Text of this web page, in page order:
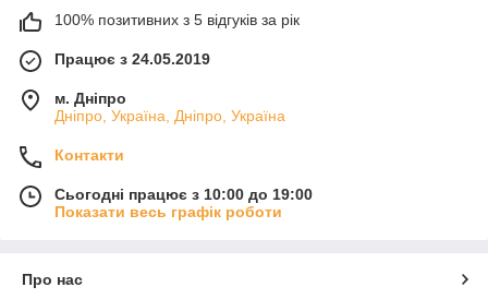
100% позитивних з 5 відгуків за рік
Працює з 24.05.2019
м. Дніпро
Дніпро, Україна, Дніпро, Україна
Контакти
Сьогодні працює з 10:00 до 19:00
Показати весь графік роботи
Про нас